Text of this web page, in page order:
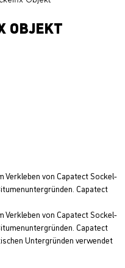
OBJEKT
Verkleben von Capatect Sockel-
Capatect
Verkleben von Capatect Sockel-
Capatect
Untergründen verwendet